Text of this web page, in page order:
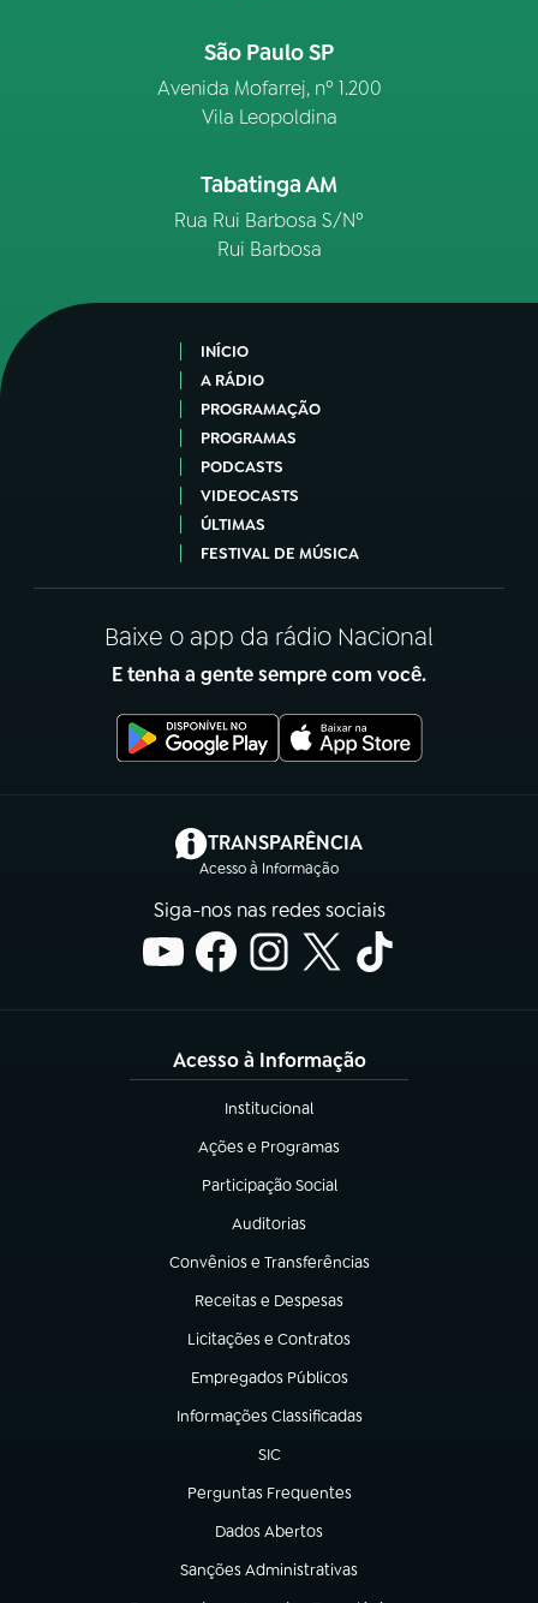
São Paulo SP
Avenida Mofarrej, nº 1.200
Vila Leopoldina
Tabatinga AM
Rua Rui Barbosa S/Nº
Rui Barbosa
INÍCIO
A RÁDIO
PROGRAMAÇÃO
PROGRAMAS
PODCASTS
VIDEOCASTS
ÚLTIMAS
FESTIVAL DE MÚSICA
Baixe o app da rádio Nacional
E tenha a gente sempre com você.
TRANSPARÊNCIA
Acesso à Informação
(abre em nova aba)
Siga-nos nas redes sociais
Acesso à Informação
Institucional
(abre em nova aba)
Ações e Programas
(abre em nova aba)
Participação Social
(abre em nova aba)
Auditorias
(abre em nova aba)
Convênios e Transferências
(abre em nova aba)
Receitas e Despesas
(abre em nova aba)
Licitações e Contratos
(abre em nova aba)
Empregados Públicos
(abre em nova aba)
Informações Classificadas
(abre em nova aba)
SIC
(abre em nova aba)
Perguntas Frequentes
(abre em nova aba)
Dados Abertos
(abre em nova aba)
Sanções Administrativas
(abre em nova aba)